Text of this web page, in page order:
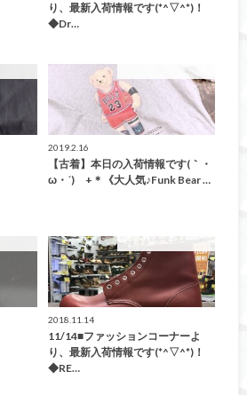
り、最新入荷情報です(*^▽^*)！
◆Dr…
2019.2.16
【古着】本日の入荷情報です(｀・
ω・´)ゞ+＊《大人気♪Funk Bear …
2018.11.14
11/14■ファッションコーナーよ
り、最新入荷情報です(*^▽^*)！
◆RE…